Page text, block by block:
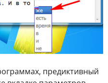
предиктивный